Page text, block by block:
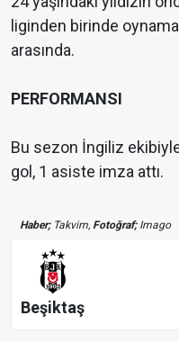
liginden birinde
arasında.
PERFORMANSI
Bu sezon İngiliz
gol, 1 asiste imza attı.
Haber;Takvim, Fotoğraf;Imago
Beşiktaş